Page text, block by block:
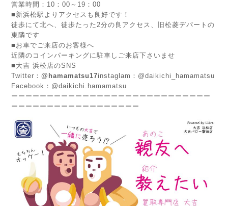
営業時間：10：00～19：00
■新浜松駅よりアクセスも良好です！
徒歩にて北へ、徒歩たった2分の良アクセス、旧松菱デパートの
東隣です
■お車でご来店のお客様へ
近隣のコインパーキングに駐車しご来店下さいませ
■大吉 浜松店のSNS
Twitter：@hamamatsu17instaglam：@daikichi_hamamatsu
Facebook：@daikichi.hamamatsu
ーーーーーーーーーーーーーーーーーーーーーーーーーーーー
ーーーーーーーーーーーーーーーーーー